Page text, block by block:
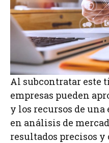
Al subcontratar este
empresas pueden
y los recursos de
en análisis de
resultados precisos y